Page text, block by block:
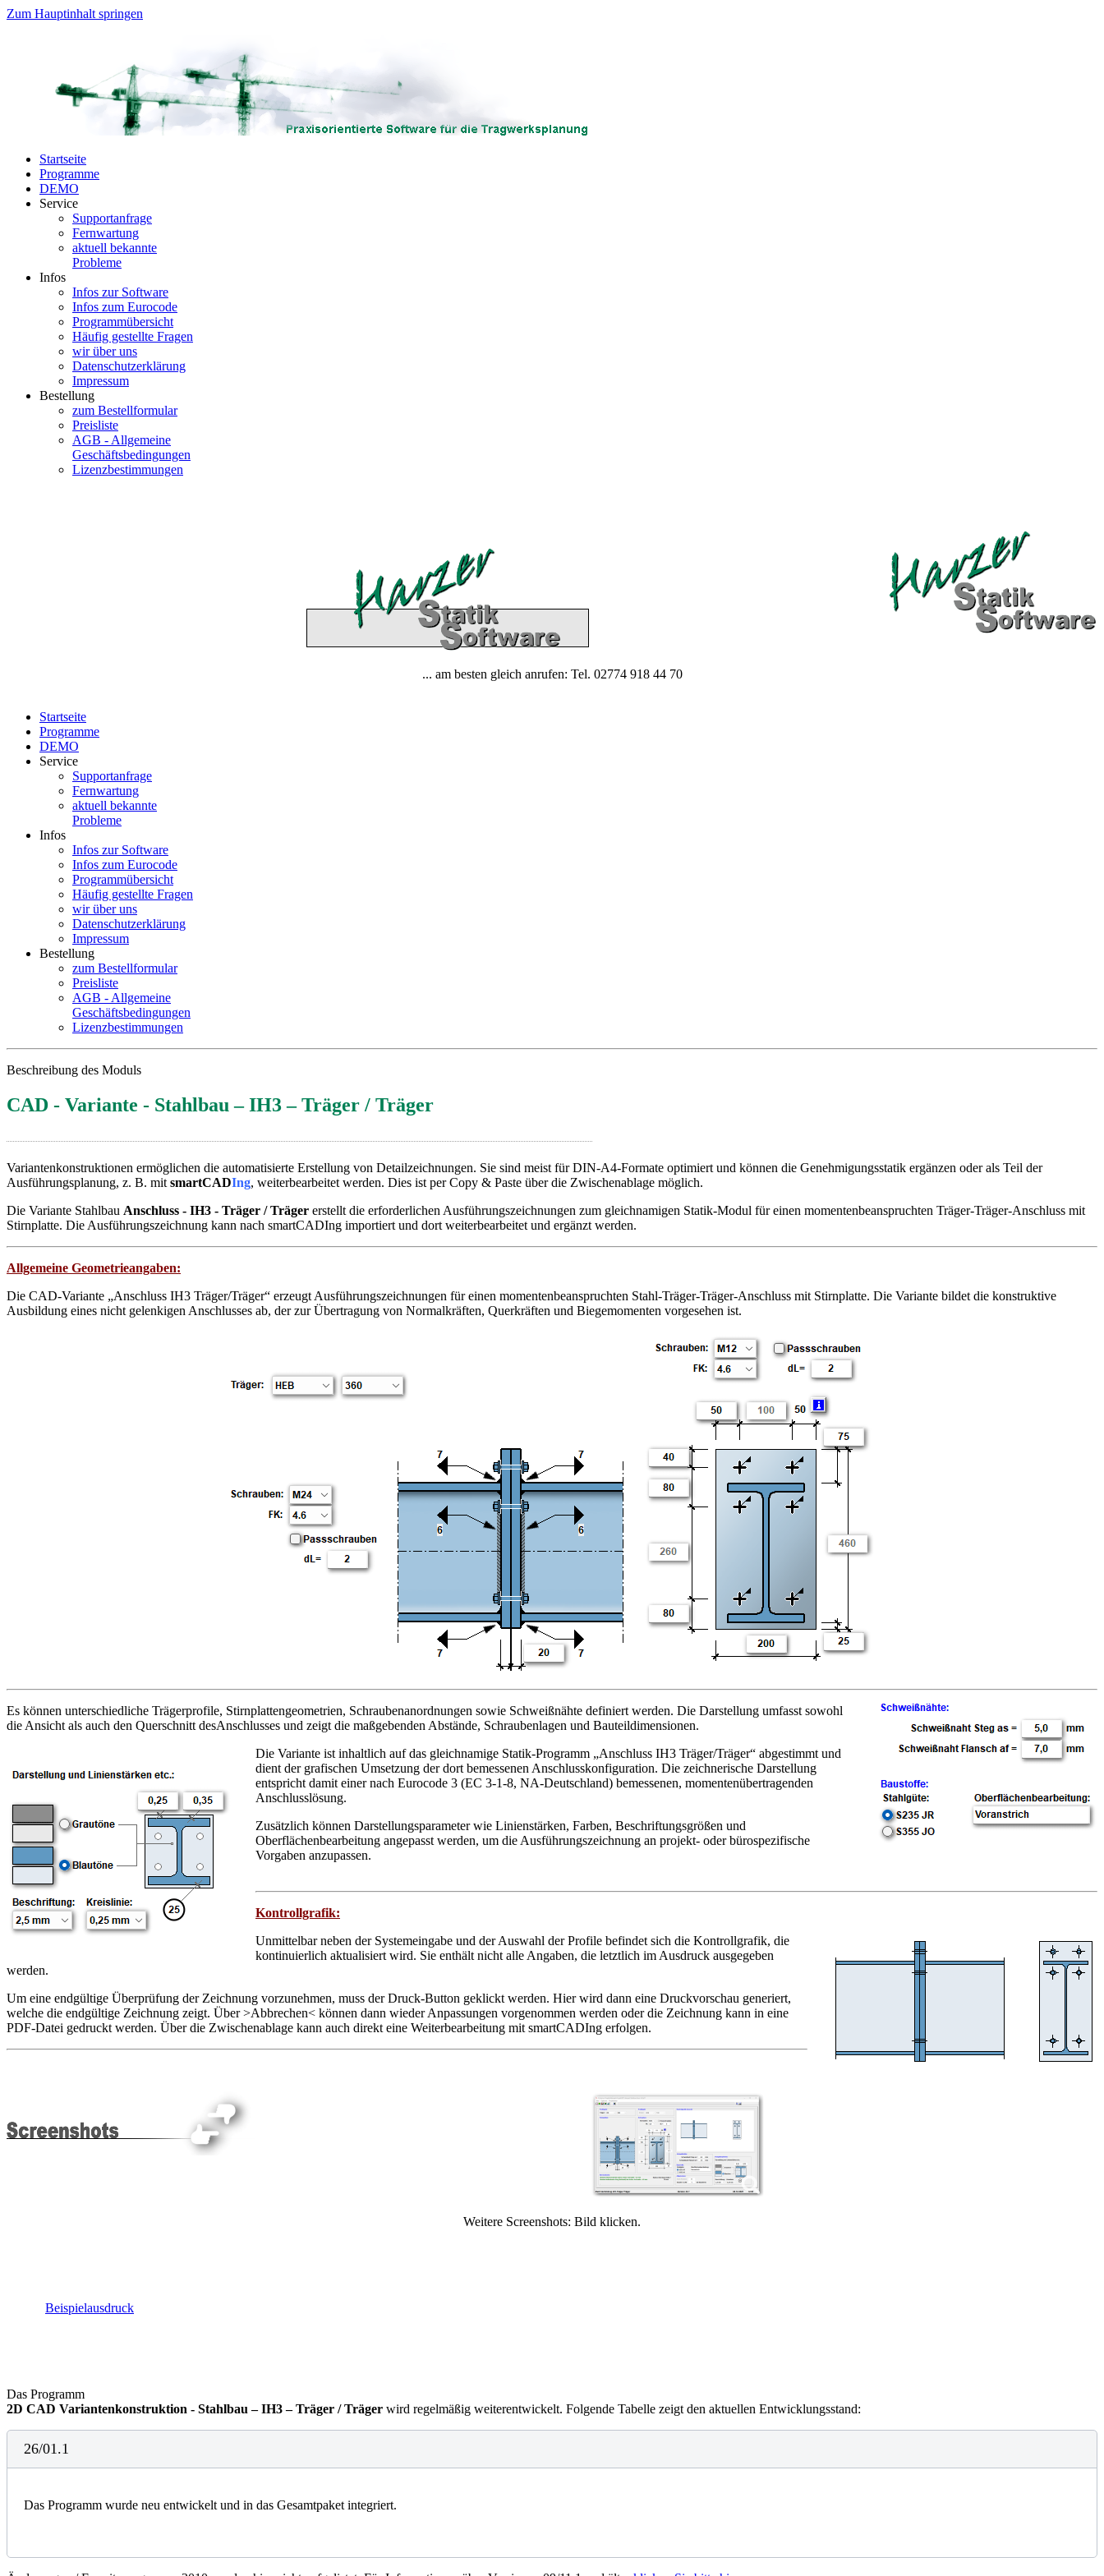
Zum Hauptinhalt springen
Startseite
Programme
DEMO
Service
Supportanfrage
Fernwartung
aktuell bekannte
Probleme
Infos
Infos zur Software
Infos zum Eurocode
Programmübersicht
Häufig gestellte Fragen
wir über uns
Datenschutzerklärung
Impressum
Bestellung
zum Bestellformular
Preisliste
AGB - Allgemeine
Geschäftsbedingungen
Lizenzbestimmungen
... am besten gleich anrufen: Tel. 02774 918 44 70
Startseite
Programme
DEMO
Service
Supportanfrage
Fernwartung
aktuell bekannte
Probleme
Infos
Infos zur Software
Infos zum Eurocode
Programmübersicht
Häufig gestellte Fragen
wir über uns
Datenschutzerklärung
Impressum
Bestellung
zum Bestellformular
Preisliste
AGB - Allgemeine
Geschäftsbedingungen
Lizenzbestimmungen
Beschreibung des Moduls
CAD - Variante - Stahlbau – IH3 – Träger / Träger
Variantenkonstruktionen ermöglichen die automatisierte Erstellung von Detailzeichnungen. Sie sind meist für DIN-A4-Formate optimiert und können die Genehmigungsstatik ergänzen oder als Teil der
Ausführungsplanung, z. B. mit smartCADIng, weiterbearbeitet werden. Dies ist per Copy & Paste über die Zwischenablage möglich.
Die Variante Stahlbau Anschluss - IH3 - Träger / Träger erstellt die erforderlichen Ausführungszeichnungen zum gleichnamigen Statik-Modul für einen momentenbeanspruchten Träger-Träger-Anschluss mit
Stirnplatte. Die Ausführungszeichnung kann nach smartCADIng importiert und dort weiterbearbeitet und ergänzt werden.
Allgemeine Geometrieangaben:
Die CAD-Variante „Anschluss IH3 Träger/Träger“ erzeugt Ausführungszeichnungen für einen momentenbeanspruchten Stahl-Träger-Träger-Anschluss mit Stirnplatte. Die Variante bildet die konstruktive
Ausbildung eines nicht gelenkigen Anschlusses ab, der zur Übertragung von Normalkräften, Querkräften und Biegemomenten vorgesehen ist.
Es können unterschiedliche Trägerprofile, Stirnplattengeometrien, Schraubenanordnungen sowie Schweißnähte definiert werden. Die Darstellung umfasst sowohl
die Ansicht als auch den Querschnitt desAnschlusses und zeigt die maßgebenden Abstände, Schraubenlagen und Bauteildimensionen.
Die Variante ist inhaltlich auf das gleichnamige Statik-Programm „Anschluss IH3 Träger/Träger“ abgestimmt und
dient der grafischen Umsetzung der dort bemessenen Anschlusskonfiguration. Die zeichnerische Darstellung
entspricht damit einer nach Eurocode 3 (EC 3-1-8, NA-Deutschland) bemessenen, momentenübertragenden
Anschlusslösung.
Zusätzlich können Darstellungsparameter wie Linienstärken, Farben, Beschriftungsgrößen und
Oberflächenbearbeitung angepasst werden, um die Ausführungszeichnung an projekt- oder bürospezifische
Vorgaben anzupassen.
Kontrollgrafik:
Unmittelbar neben der Systemeingabe und der Auswahl der Profile befindet sich die Kontrollgrafik, die
kontinuierlich aktualisiert wird. Sie enthält nicht alle Angaben, die letztlich im Ausdruck ausgegeben
werden.
Um eine endgültige Überprüfung der Zeichnung vorzunehmen, muss der Druck-Button geklickt werden. Hier wird dann eine Druckvorschau generiert,
welche die endgültige Zeichnung zeigt. Über >Abbrechen< können dann wieder Anpassungen vorgenommen werden oder die Zeichnung kann in eine
PDF-Datei gedruckt werden. Über die Zwischenablage kann auch direkt eine Weiterbearbeitung mit smartCADIng erfolgen.
Weitere Screenshots: Bild klicken.
Beispielausdruck
Das Programm
2D CAD Variantenkonstruktion - Stahlbau – IH3 – Träger / Träger wird regelmäßig weiterentwickelt. Folgende Tabelle zeigt den aktuellen Entwicklungsstand:
26/01.1
Das Programm wurde neu entwickelt und in das Gesamtpaket integriert.